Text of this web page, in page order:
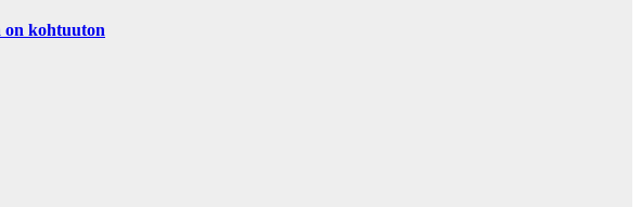
on kohtuuton